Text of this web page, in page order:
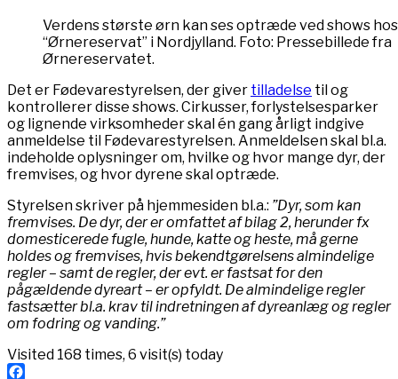
Verdens største ørn kan ses optræde ved shows
“Ørnereservat” i Nordjylland. Foto: Pressebillede fra
Ørnereservatet.
Det er Fødevarestyrelsen, der giver tilladelse til og
kontrollerer disse shows. Cirkusser, forlystelsesparker
og lignende virksomheder skal én gang årligt indgive
anmeldelse til Fødevarestyrelsen. Anmeldelsen skal bl.a.
indeholde oplysninger om, hvilke og hvor mange dyr, der
fremvises, og hvor dyrene skal optræde.
Styrelsen skriver på hjemmesiden bl.a.: ”Dyr, som kan
fremvises. De dyr, der er omfattet af bilag 2, herunder fx
domesticerede fugle, hunde, katte og heste, må gerne
holdes og fremvises, hvis bekend​tgørelsens almindelige
regler – samt de regler, der evt. er fastsat for den
pågældende dyreart – er opfyldt. De almindelige regler
fastsætter bl.a. krav til indretningen af dyreanlæg og regler
om fodring og vanding.”
Visited 168 times, 6 visit(s) today